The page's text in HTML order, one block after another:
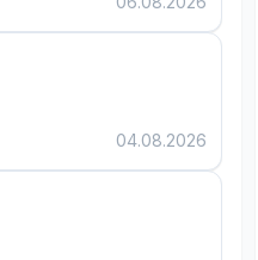
04.08.2026